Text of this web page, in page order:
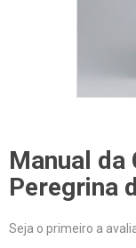
Manual da
Peregrina
Seja o primeiro a